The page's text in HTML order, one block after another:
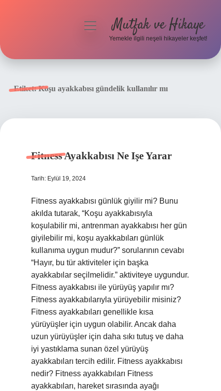
menüyüMutfak ve Hikaye
Yemekle ilgili neşeli hikayeler keşfet!
Etiket:Koşu ayakkabısı gündelik kullanılır mı
Fitness Ayakkabısı Ne Işe Yarar
Tarih: Eylül 19, 2024
Fitness ayakkabısı günlük giyilir mi? Bunu
akılda tutarak, “Koşu ayakkabısıyla
koşulabilir mi, antrenman ayakkabısı her gün
giyilebilir mi, koşu ayakkabıları günlük
kullanıma uygun mudur?” sorularının cevabı
“Hayır, bu tür aktiviteler için başka
ayakkabılar seçilmelidir.” aktiviteye uygundur.
Fitness ayakkabısı ile yürüyüş yapılır mı?
Fitness ayakkabılarıyla yürüyebilir misiniz?
Fitness ayakkabıları genellikle kısa
yürüyüşler için uygun olabilir. Ancak daha
uzun yürüyüşler için daha sıkı tutuş ve daha
iyi yastıklama sunan özel yürüyüş
ayakkabıları tercih edilir. Fitness ayakkabısı
nedir? Fitness ayakkabıları Fitness
ayakkabıları, hareket sırasında ayağı